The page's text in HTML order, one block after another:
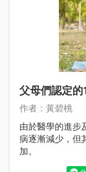
父母們認定
作者：黃碧桃
由於醫學的進步
病逐漸減少，但
加。